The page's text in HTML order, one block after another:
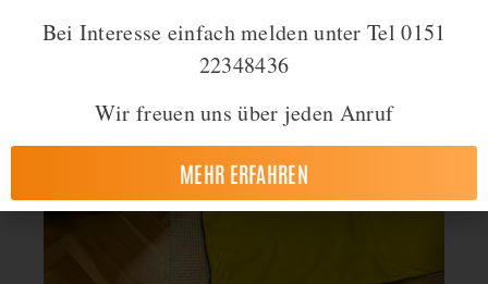
Bei Interesse einfach melden unter Tel 0151
22348436
Wir freuen uns über jeden Anruf
MEHR ERFAHREN